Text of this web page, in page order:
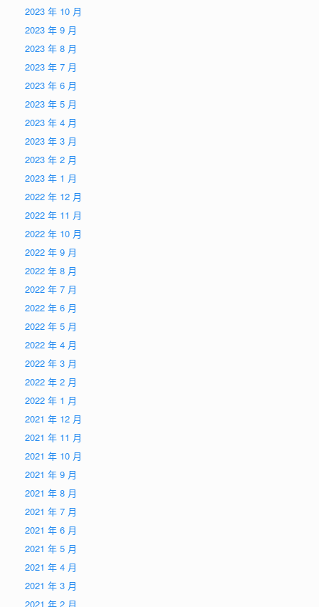
2023 年 10 月
2023 年 9 月
2023 年 8 月
2023 年 7 月
2023 年 6 月
2023 年 5 月
2023 年 4 月
2023 年 3 月
2023 年 2 月
2023 年 1 月
2022 年 12 月
2022 年 11 月
2022 年 10 月
2022 年 9 月
2022 年 8 月
2022 年 7 月
2022 年 6 月
2022 年 5 月
2022 年 4 月
2022 年 3 月
2022 年 2 月
2022 年 1 月
2021 年 12 月
2021 年 11 月
2021 年 10 月
2021 年 9 月
2021 年 8 月
2021 年 7 月
2021 年 6 月
2021 年 5 月
2021 年 4 月
2021 年 3 月
2021 年 2 月